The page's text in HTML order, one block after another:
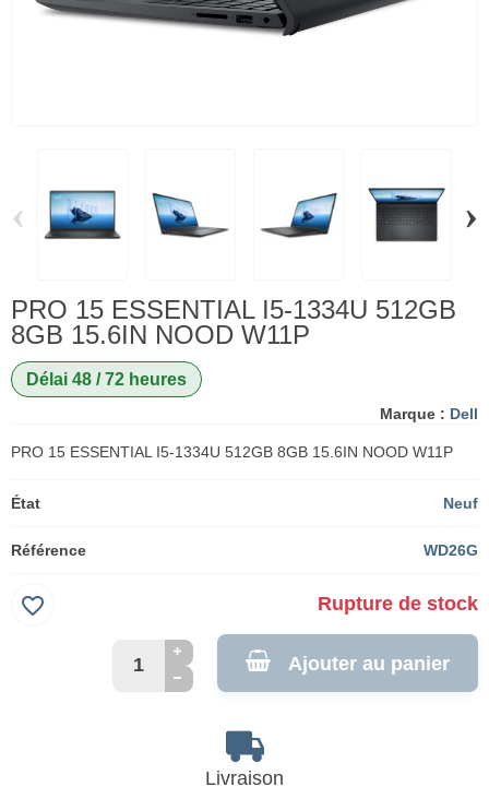
‹ ›
PRO 15 ESSENTIAL I5-1334U 512GB
8GB 15.6IN NOOD W11P
Délai 48 / 72 heures
Marque : Dell
PRO 15 ESSENTIAL I5-1334U 512GB 8GB 15.6IN NOOD W11P
État Neuf
Référence WD26G
Rupture de stock
Ajouter au panier
favorite_border
Livraison